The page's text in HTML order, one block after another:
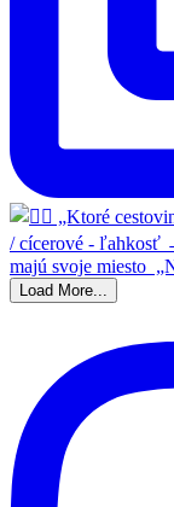
Load More...